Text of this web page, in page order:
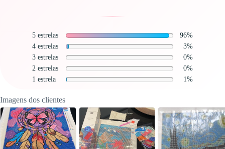
5 estrelas
96%
4 estrelas
3%
3 estrelas
0%
2 estrelas
0%
1 estrela
1%
Imagens dos clientes